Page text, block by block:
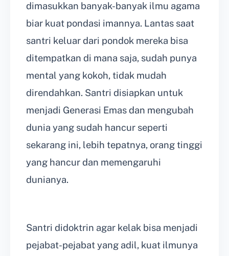
dimasukkan banyak-banyak ilmu agama
biar kuat pondasi imannya. Lantas saat
santri keluar dari pondok mereka bisa
ditempatkan di mana saja, sudah punya
mental yang kokoh, tidak mudah
direndahkan. Santri disiapkan untuk
menjadi Generasi Emas dan mengubah
dunia yang sudah hancur seperti
sekarang ini, lebih tepatnya, orang tinggi
yang hancur dan memengaruhi
dunianya.
Santri didoktrin agar kelak bisa menjadi
pejabat-pejabat yang adil, kuat ilmunya